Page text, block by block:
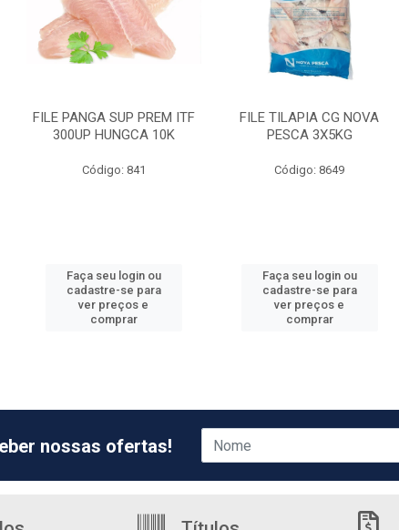
FILE PANGA SUP PREM ITF
300UP HUNGCA 10K
Código: 841
Faça seu login ou
cadastre-se para
ver preços e
comprar
FILE TILAPIA CG NOVA
PESCA 3X5KG
Código: 8649
Faça seu login ou
cadastre-se para
ver preços e
comprar
nossas ofertas!